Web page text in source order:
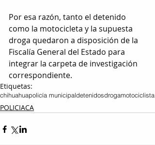
Por esa razón, tanto el detenido
como la motocicleta y la supuesta
droga quedaron a disposición de la
Fiscalía General del Estado para
integrar la carpeta de investigación
correspondiente.
Etiquetas:
chihuahuapolicía municipaldetenidosdrogamotociclista
POLICIACA